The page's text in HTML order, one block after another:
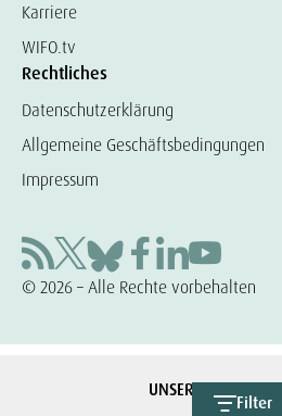
Filter
Karriere
WIFO.tv
Rechtliches
Datenschutzerklärung
Allgemeine Geschäftsbedingungen
Impressum
© 2026 – Alle Rechte vorbehalten
UNSERE